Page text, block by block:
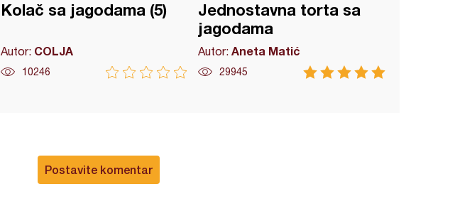
Kolač sa jagodama (5)
Autor: COLJA
10246
Jednostavna torta sa
jagodama
Autor:Aneta Matić
29945
Postavite komentar